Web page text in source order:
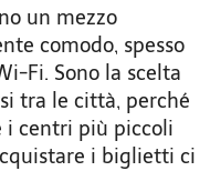
un mezzo
comodo, spesso
Fi. Sono la scelta
tra le città, perché
i centri più piccoli
i biglietti ci